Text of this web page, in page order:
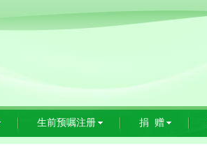
生前预嘱注册 捐 赠